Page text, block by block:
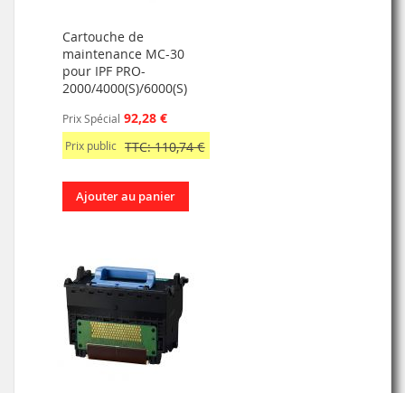
Cartouche de
maintenance MC-30
pour IPF PRO-
2000/4000(S)/6000(S)
Prix Spécial 92,28 €
Prix public TTC: 110,74 €
Ajouter au panier